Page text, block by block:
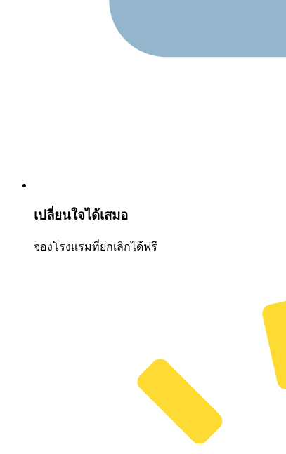
เปลี่ยนใจได้เสมอ
จองโรงแรมที่ยกเลิกได้ฟรี